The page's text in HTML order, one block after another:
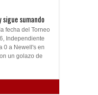
sigue sumando
fecha del Torneo
Independiente
0 a Newell's en
un golazo de